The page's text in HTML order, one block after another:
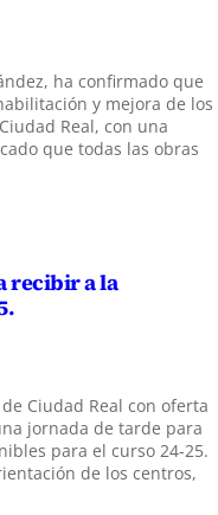
ha confirmado que
y mejora de los
Real, con una
que todas las obras
recibir a la
Ciudad Real con oferta
jornada de tarde para
para el curso 24-25.
de los centros,